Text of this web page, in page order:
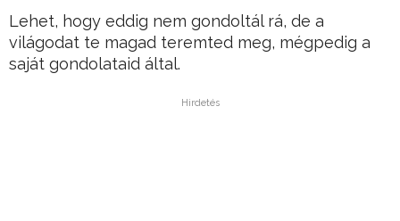
Lehet, hogy eddig nem gondoltál rá, de a
világodat te magad teremted meg, mégpedig a
saját gondolataid által.
Hirdetés